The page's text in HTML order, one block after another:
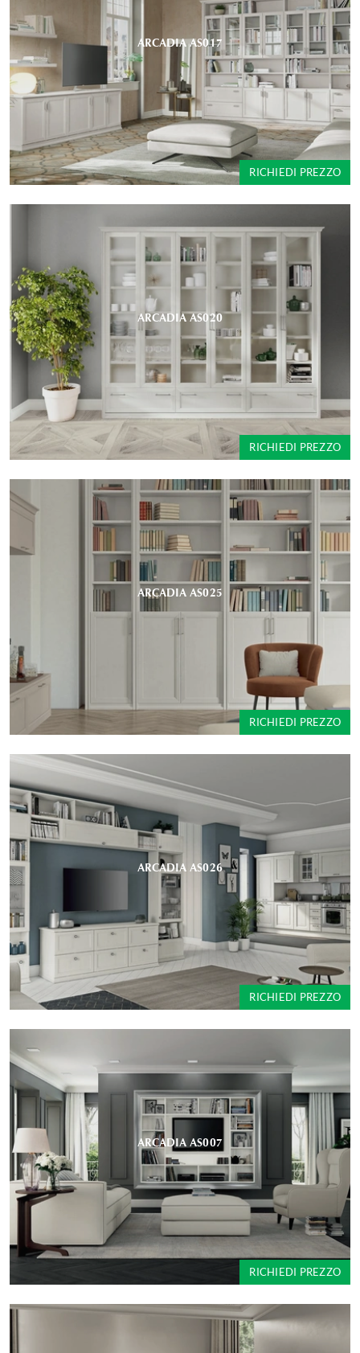
ARCADIA AS017
RICHIEDI PREZZO
ARCADIA AS020
RICHIEDI PREZZO
ARCADIA AS025
RICHIEDI PREZZO
ARCADIA AS026
RICHIEDI PREZZO
ARCADIA AS007
RICHIEDI PREZZO